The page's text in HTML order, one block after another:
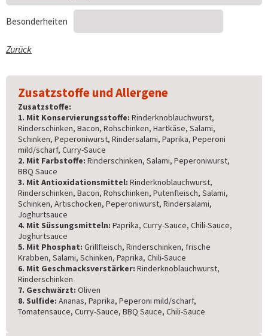
Besonderheiten
Zurück
Zusatzstoffe und Allergene
Zusatzstoffe:
1. Mit Konservierungsstoffe: Rinderknoblauchwurst,
Rinderschinken, Bacon, Rohschinken, Hartkäse, Salami,
Schinken, Peperoniwurst, Rindersalami, Paprika, Peperoni
mild/scharf, Curry-Sauce
2. Mit Farbstoffe: Rinderschinken, Salami, Peperoniwurst,
BBQ Sauce
3. Mit Antioxidationsmittel: Rinderknoblauchwurst,
Rinderschinken, Bacon, Rohschinken, Putenfleisch, Salami,
Schinken, Artischocken, Peperoniwurst, Rindersalami,
Joghurtsauce
4. Mit Süssungsmitteln: Paprika, Curry-Sauce, Chili-Sauce,
Joghurtsauce
5. Mit Phosphat: Grillfleisch, Rinderschinken, frische
Krabben, Salami, Schinken, Paprika, Chili-Sauce
6. Mit Geschmacksverstärker: Rinderknoblauchwurst,
Rinderschinken
7. Geschwärzt: Oliven
8. Sulfide: Ananas, Paprika, Peperoni mild/scharf,
Tomatensauce, Curry-Sauce, BBQ Sauce, Chili-Sauce